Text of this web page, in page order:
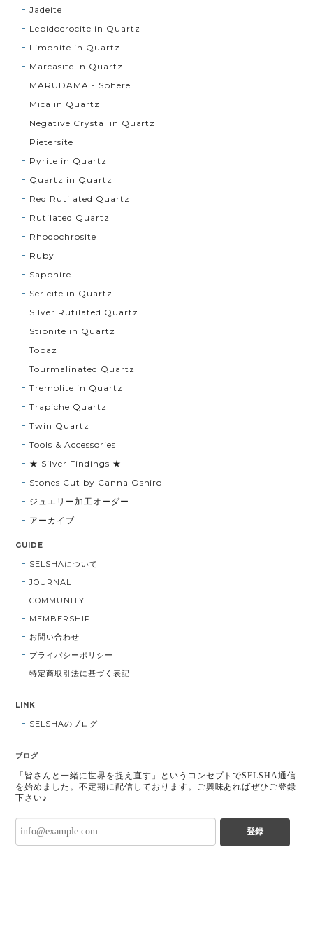
Jadeite
Lepidocrocite in Quartz
Limonite in Quartz
Marcasite in Quartz
MARUDAMA - Sphere
Mica in Quartz
Negative Crystal in Quartz
Pietersite
Pyrite in Quartz
Quartz in Quartz
Red Rutilated Quartz
Rutilated Quartz
Rhodochrosite
Ruby
Sapphire
Sericite in Quartz
Silver Rutilated Quartz
Stibnite in Quartz
Topaz
Tourmalinated Quartz
Tremolite in Quartz
Trapiche Quartz
Twin Quartz
Tools & Accessories
★ Silver Findings ★
Stones Cut by Canna Oshiro
ジュエリー加工オーダー
アーカイブ
GUIDE
SELSHAについて
JOURNAL
COMMUNITY
MEMBERSHIP
お問い合わせ
プライバシーポリシー
特定商取引法に基づく表記
LINK
SELSHAのブログ
ブログ
「皆さんと一緒に世界を捉え直す」というコンセプトでSELSHA通信
を始めました。不定期に配信しております。ご興味あればぜひご登録
下さい♪
登録